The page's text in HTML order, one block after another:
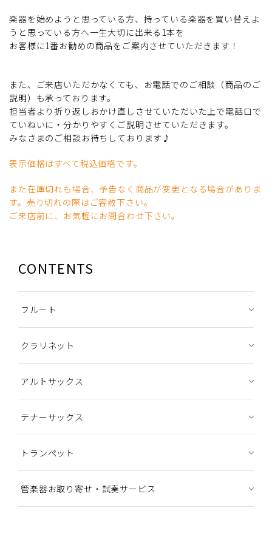
楽器を始めようと思っている方、持っている楽器を買い替えよ
うと思っている方へ一生大切に出来る1本を
お客様に1番お勧めの商品をご案内させていただきます！
また、ご来店いただかなくても、お電話でのご相談（商品のご
説明）も承っております。
担当者より折り返しおかけ直しさせていただいた上で電話口で
ていねいに・分かりやすくご説明させていただきます。
みなさまのご相談お待ちしております♪
表示価格はすべて税込価格です。
また在庫切れも場合、予告なく商品が変更となる場合がありま
す。売り切れの際はご容赦下さい。
ご来店前に、お気軽にお問合わせ下さい。
CONTENTS
フルート
クラリネット
アルトサックス
テナーサックス
トランペット
管楽器お取り寄せ・試奏サービス